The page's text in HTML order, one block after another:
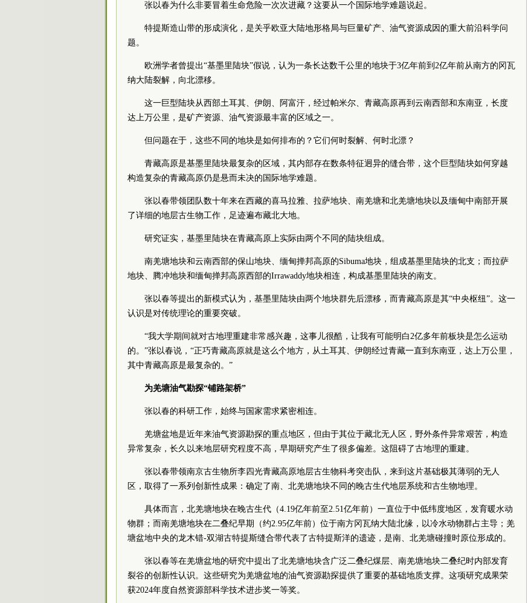
张以春为什么非要冒着生命危险一次次进藏？这要从一个国际地学难题说起。
特提斯造山带的形成演化，是关乎欧亚大陆地形格局与巨量矿产、油气资源成因的重大前沿科学问
题。
欧洲学者曾提出“基墨里陆块”假说，认为一条长达数千公里的地块于3亿年前到2亿年前从南方的冈瓦
纳大陆裂解，向北漂移。
这一巨型陆块从西部土耳其、伊朗、阿富汗，经过帕米尔、青藏高原再到云南西部和东南亚，长度
达上万公里，是矿产资源、油气资源最丰富的区域之一。
但问题在于，这些不同的地块是如何排布的？它们何时裂解、何时北漂？
青藏高原是基墨里陆块最复杂的区域，其内部存在数条特征迥异的缝合带，这个巨型陆块如何穿越
构造复杂的青藏高原仍是悬而未决的国际地学难题。
张以春带领团队数十年来在西藏的喜马拉雅、拉萨地块、南羌塘和北羌塘地块以及缅甸中南部开展
了详细的地层古生物工作，足迹遍布藏北大地。
研究证实，基墨里陆块在青藏高原上实际由两个不同的陆块组成。
南羌塘地块和云南西部的保山地块、缅甸掸邦高原的Sibuma地块，组成基墨里陆块的北支；而拉萨
地块、腾冲地块和缅甸掸邦高原西部的Irrawaddy地块相连，构成基墨里陆块的南支。
张以春等提出的新模式认为，基墨里陆块由两个地块群先后漂移，而青藏高原是其“中央枢纽”。这一
认识是对传统理论的重要突破。
“我大学期间就对古地理重建非常感兴趣，这事儿很酷，让我有可能明白2亿多年前板块是怎么运动
的。”张以春说，“正巧青藏高原就是这么个地方，从土耳其、伊朗经过青藏一直到东南亚，达上万公里，
其中青藏高原是最复杂的。”
为羌塘油气勘探“铺路架桥”
张以春的科研工作，始终与国家需求紧密相连。
羌塘盆地是近年来油气资源勘探的重点地区，但由于其位于藏北无人区，野外条件异常艰苦，构造
异常复杂，长久以来地层研究程度不高，早期研究产生了很多偏差。这阻碍了古地理的重建。
张以春带领南京古生物所李四光青藏高原地层古生物科考突击队，来到这片基础极其薄弱的无人
区，取得了一系列创新性成果：确定了南、北羌塘地块不同的晚古生代地层系统和古生物地理。
具体而言，北羌塘地块在晚古生代（4.19亿年前至2.51亿年前）一直位于中低纬度地区，发育暖水动
物群；而南羌塘地块在二叠纪早期（约2.95亿年前）位于南方冈瓦纳大陆北缘，以冷水动物群占主导；羌
塘盆地中央的龙木错-双湖古特提斯缝合带代表了古特提斯洋的遗迹，是南、北羌塘碰撞时原位形成的。
张以春等在羌塘盆地的研究中提出了北羌塘地块含广泛二叠纪煤层、南羌塘地块二叠纪时内部发育
裂谷的创新性认识。这些研究为羌塘盆地的油气资源勘探提供了重要的基础地质支撑。这项研究成果荣
获2024年度自然资源部科学技术进步奖一等奖。